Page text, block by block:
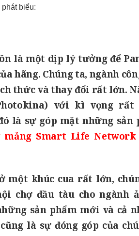
biểu:
là một dịp lý tưởng để
hãng. Chúng ta, ngành
thức và thay đổi rất lớn.
với kì vọng
là sự góp mặt những sản
mảng Smart Life Network
một khúc cua rất lớn,
chợ đầu tàu cho ngành
sản phẩm mới và cả
là sự đóng góp của